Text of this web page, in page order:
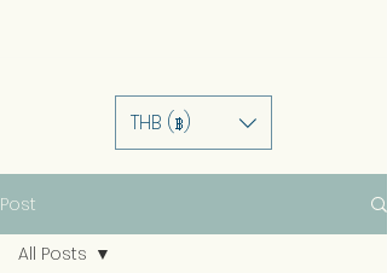
THB (฿)
Post
All Posts